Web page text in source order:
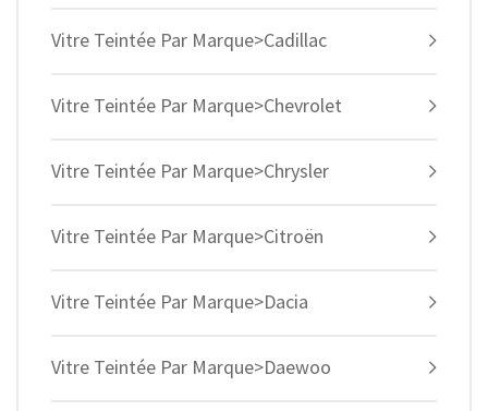
Vitre Teintée Par Marque>Cadillac
Vitre Teintée Par Marque>Chevrolet
Vitre Teintée Par Marque>Chrysler
Vitre Teintée Par Marque>Citroën
Vitre Teintée Par Marque>Dacia
Vitre Teintée Par Marque>Daewoo